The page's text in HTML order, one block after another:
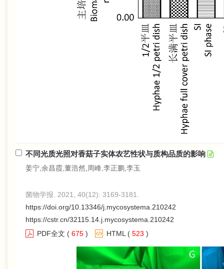
不同光质光照对香菇子实体农艺性状与质构品质的影响
姜宁,余昌霞,董浩然,周峰,李正鹏,李玉
菌物学报. 2021, 40(12): 3169-3181.
https://doi.org/10.13346/j.mycosystema.210242
https://cstr.cn/32115.14.j.mycosystema.210242
PDF全文 ( 675 ) HTML ( 523 )